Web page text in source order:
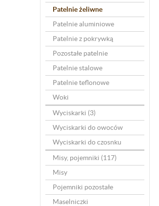
Patelnie żeliwne
Patelnie aluminiowe
Patelnie z pokrywką
Pozostałe patelnie
Patelnie stalowe
Patelnie teflonowe
Woki
Wyciskarki (3)
Wyciskarki do owoców
Wyciskarki do czosnku
Misy, pojemniki (117)
Misy
Pojemniki pozostałe
Maselniczki